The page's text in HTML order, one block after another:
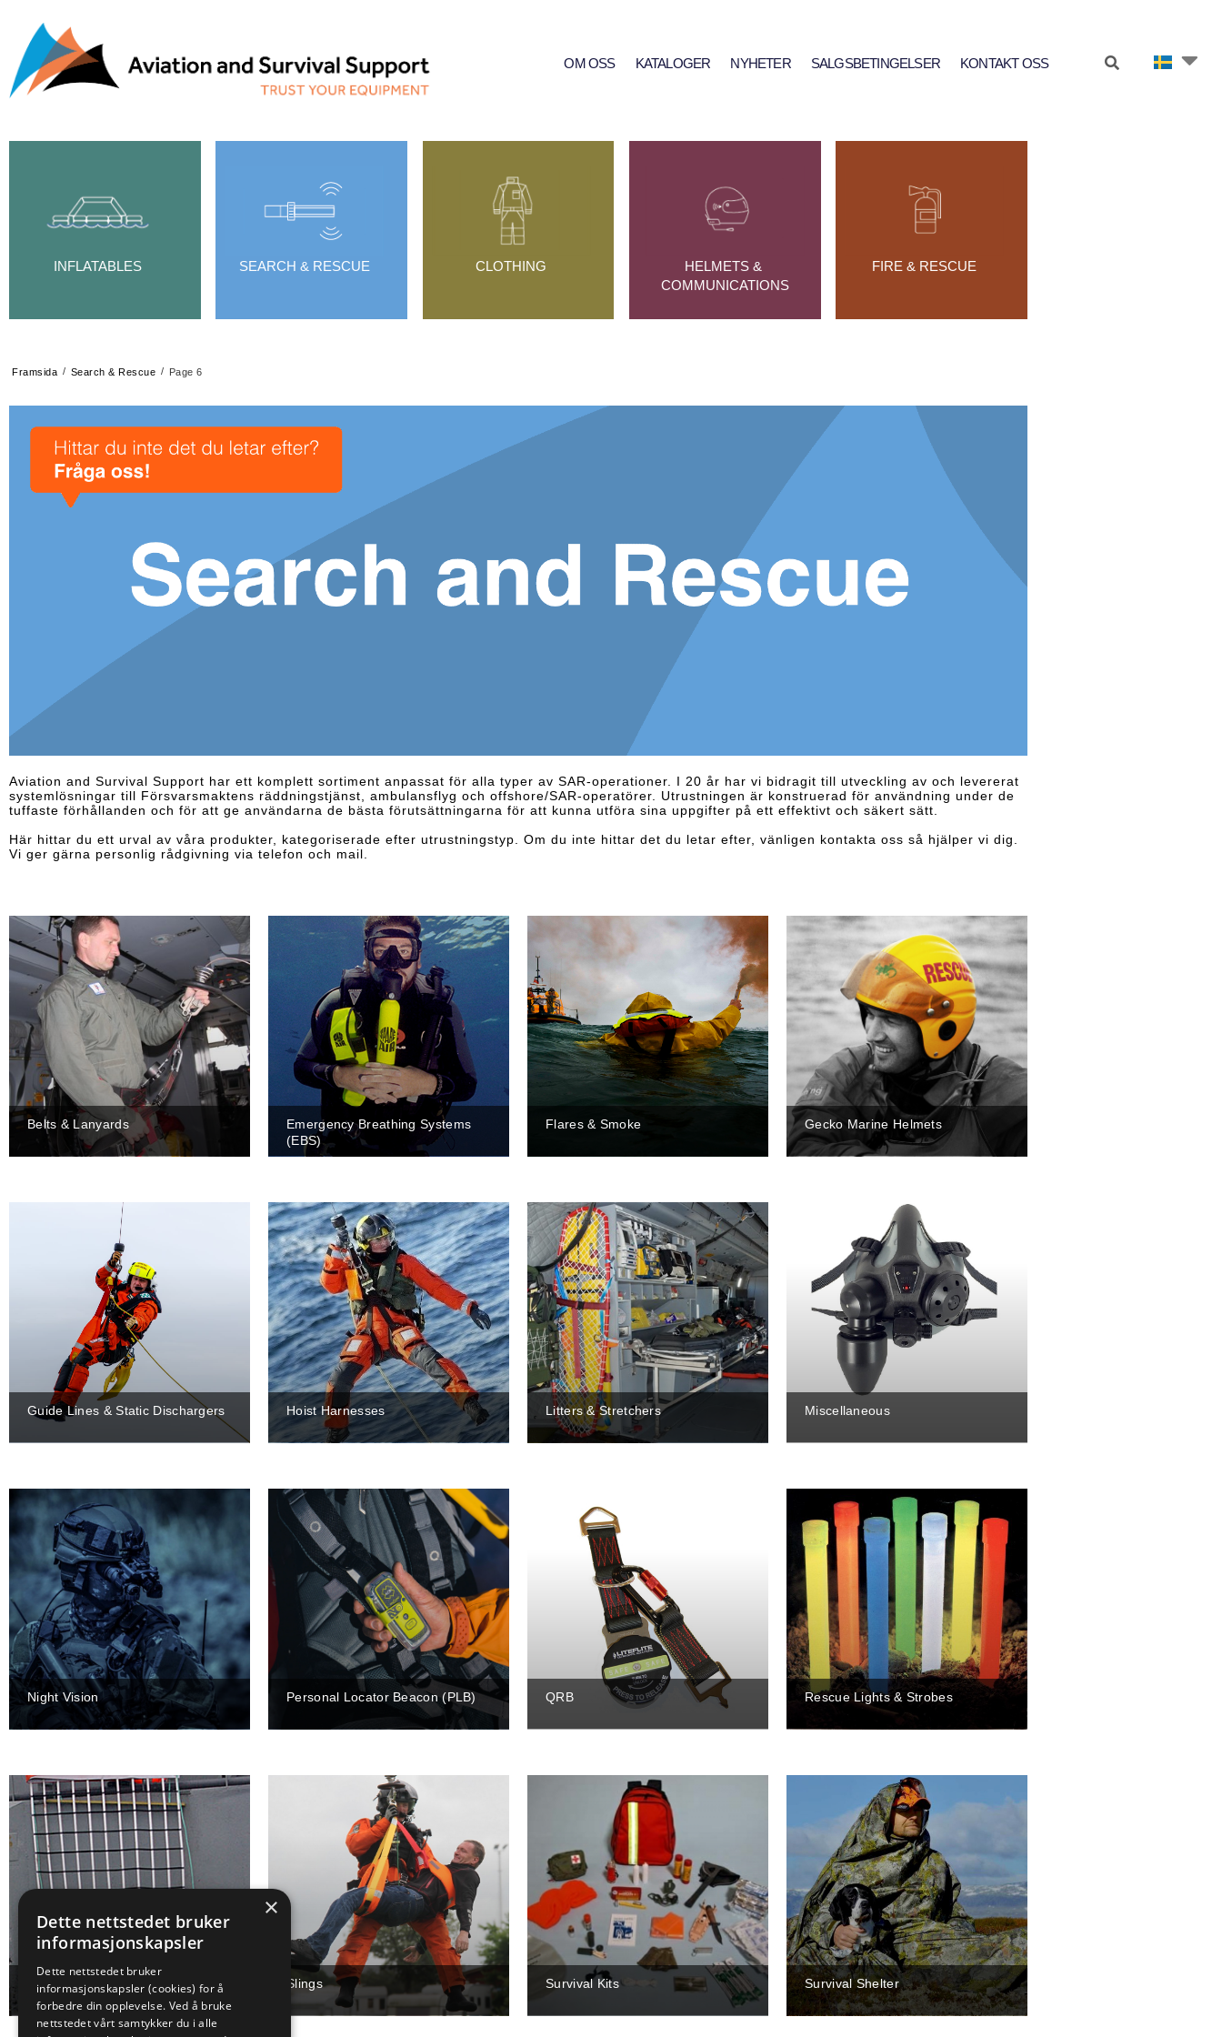
OM OSS KATALOGER NYHETER SALGSBETINGELSER KONTAKT OSS
INFLATABLES SEARCH & RESCUE CLOTHING
HELMETS &
COMMUNICATIONS
FIRE & RESCUE
Framsida / Search & Rescue / Page 6
Aviation and Survival Support har ett komplett sortiment anpassat för alla typer av SAR-operationer. I 20 år har vi bidragit till utveckling av och levererat
systemlösningar till Försvarsmaktens räddningstjänst, ambulansflyg och offshore/SAR-operatörer. Utrustningen är konstruerad för användning under de
tuffaste förhållanden och för att ge användarna de bästa förutsättningarna för att kunna utföra sina uppgifter på ett effektivt och säkert sätt.
Här hittar du ett urval av våra produkter, kategoriserade efter utrustningstyp. Om du inte hittar det du letar efter, vänligen kontakta oss så hjälper vi dig.
Vi ger gärna personlig rådgivning via telefon och mail.
Belts & Lanyards
Emergency Breathing Systems
(EBS)
Flares & Smoke Gecko Marine Helmets
Guide Lines & Static Dischargers Hoist Harnesses Litters & Stretchers Miscellaneous
Night Vision Personal Locator Beacon (PLB) QRB Rescue Lights & Strobes
Rescue Nets Slings Survival Kits Survival Shelter
×
Dette nettstedet bruker
informasjonskapsler
Dette nettstedet bruker
informasjonskapsler (cookies) for å
forbedre din opplevelse. Ved å bruke
nettstedet vårt samtykker du i alle